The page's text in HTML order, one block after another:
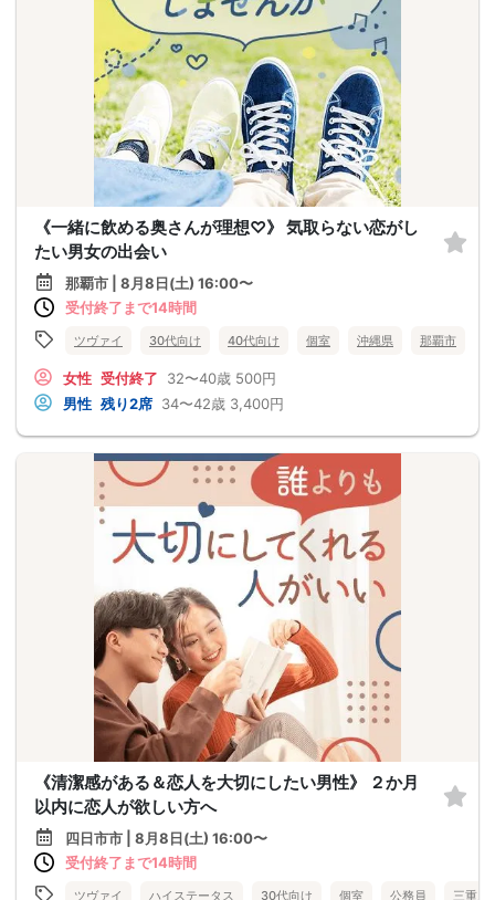
《一緒に飲める奥さんが理想♡》 気取らない恋がし
たい男女の出会い
那覇市 | 8月8日(土) 16:00〜
受付終了まで14時間
ツヴァイ 30代向け 40代向け 個室 沖縄県 那覇市
女性 受付終了 32〜40歳 500円
男性 残り2席 34〜42歳 3,400円
《清潔感がある＆恋人を大切にしたい男性》 ２か月
以内に恋人が欲しい方へ
四日市市 | 8月8日(土) 16:00〜
受付終了まで14時間
ツヴァイ ハイステータス 30代向け 個室 公務員 三重県